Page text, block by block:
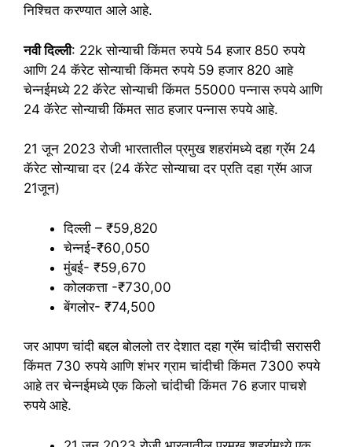
निश्चित करण्यात आले आहे.
नवी दिल्ली: 22k सोन्याची किंमत रुपये 54 हजार 850 रुपये
आणि 24 कॅरेट सोन्याची किंमत रुपये 59 हजार 820 आहे
चेन्नईमध्ये 22 कॅरेट सोन्याची किंमत 55000 पन्नास रुपये आणि
24 कॅरेट सोन्याची किंमत साठ हजार पन्नास रुपये आहे.
21 जून 2023 रोजी भारतातील प्रमुख शहरांमध्ये दहा ग्रॅम 24
कॅरेट सोन्याचा दर (24 कॅरेट सोन्याचा दर प्रति दहा ग्रॅम आज
21जून)
दिल्ली – ₹59,820
चेन्नई-₹60,050
मुंबई- ₹59,670
कोलकत्ता -₹730,00
बेंगलोर- ₹74,500
जर आपण चांदी बद्दल बोललो तर देशात दहा ग्रॅम चांदीची सरासरी
किंमत 730 रुपये आणि शंभर ग्राम चांदीची किंमत 7300 रुपये
आहे तर चेन्नईमध्ये एक किलो चांदीची किंमत 76 हजार पाचशे
रुपये आहे.